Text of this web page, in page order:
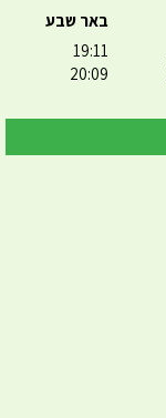
באר שבע
19:11
20:09